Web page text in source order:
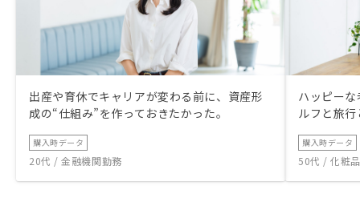
出産や育休でキャリアが変わる前に、資産形
成の“仕組み”を作っておきたかった。
購入時データ
20代 / 金融機関勤務
ハッピー
ルフと旅
購入時データ
50代 / 化粧